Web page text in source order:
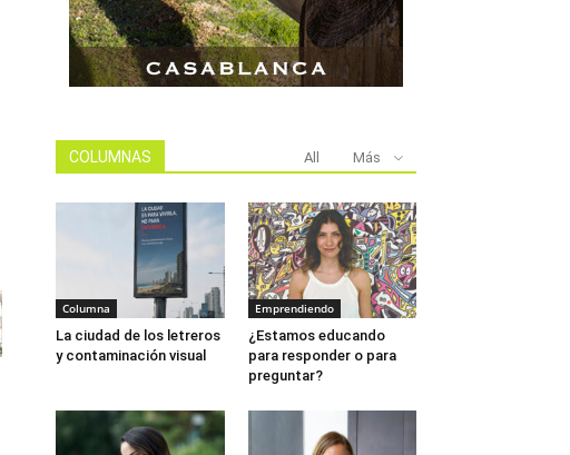
COLUMNAS All Más
Columna
La ciudad de los letreros
y contaminación visual
Emprendiendo
¿Estamos educando
para responder o para
preguntar?